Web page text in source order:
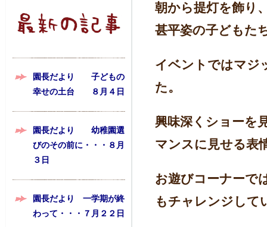
園長だより 子どもの
幸せの土台 ８月４日
園長だより 幼稚園選
びのその前に・・・８月
３日
園長だより 一学期が終
わって・・・７月２２日
朝から提灯を飾り
甚平姿の子どもた
イベントではマジ
た。
興味深くショーを
マンスに見せる表
お遊びコーナーで
もチャレンジして